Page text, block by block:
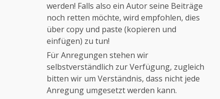
werden! Falls also ein Autor seine Beiträge
noch retten möchte, wird empfohlen, dies
über copy und paste (kopieren und
einfügen) zu tun!
Für Anregungen stehen wir
selbstverständlich zur Verfügung, zugleich
bitten wir um Verständnis, dass nicht jede
Anregung umgesetzt werden kann.